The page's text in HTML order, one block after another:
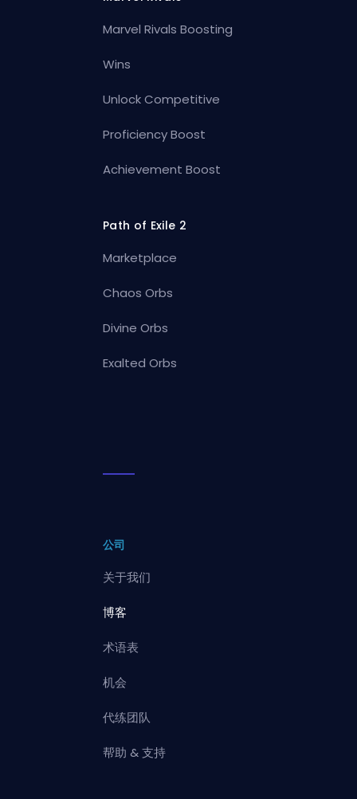
Marvel Rivals Boosting
Wins
Unlock Competitive
Proficiency Boost
Achievement Boost
Path of Exile 2
Marketplace
Chaos Orbs
Divine Orbs
Exalted Orbs
公司
关于我们
博客
术语表
机会
代练团队
帮助 & 支持